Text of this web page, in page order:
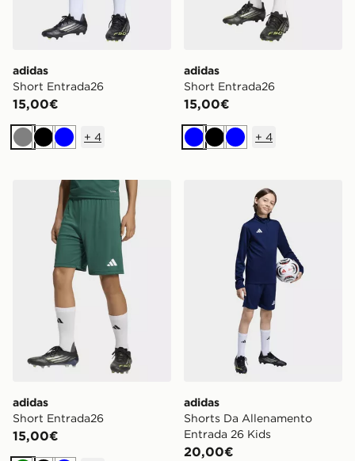
adidas
Short Entrada26
15,00€
Grigio
Nero
Blu
+ 4
adidas
Short Entrada26
15,00€
BluNero
Blu
+ 4
adidas Short Entrada26
adidas
Short Entrada26
15,00€
adidas Shorts Da
adidas
Shorts Da Allenamento
Entrada 26 Kids
20,00€